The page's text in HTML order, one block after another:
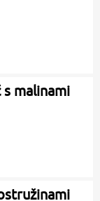
s malinami